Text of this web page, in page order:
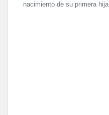
nacimiento de su primera hija